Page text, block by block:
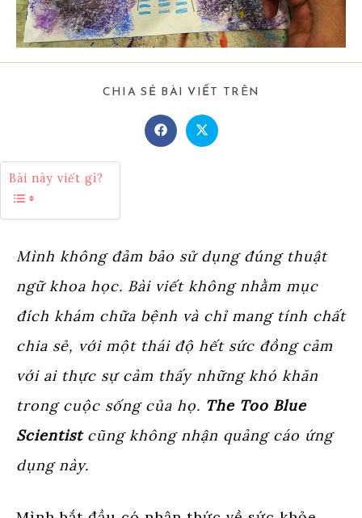
CHIA SẺ BÀI VIẾT TRÊN
Opens
in
Opens
in
Bài này viết gì?
Mình không đảm bảo sử dụng đúng thuật
ngữ khoa học. Bài viết không nhằm mục
đích khám chữa bệnh và chỉ mang tính chất
chia sẻ, với một thái độ hết sức đồng cảm
với ai thực sự cảm thấy những khó khăn
trong cuộc sống của họ. The Too Blue
Scientist cũng không nhận quảng cáo ứng
dụng này.